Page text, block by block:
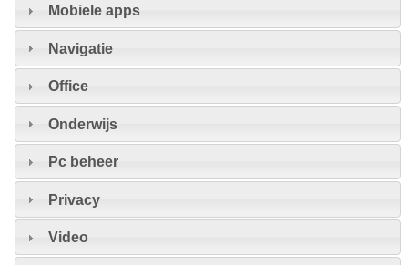
Mobiele apps
Navigatie
Office
Onderwijs
Pc beheer
Privacy
Video